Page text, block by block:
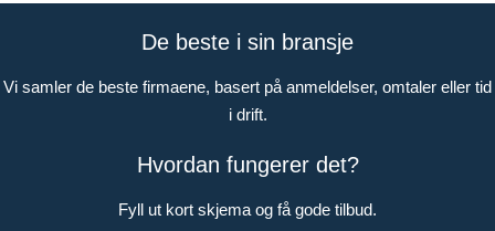
De beste i sin bransje
Vi samler de beste firmaene, basert på anmeldelser, omtaler eller tid
i drift.
Hvordan fungerer det?
Fyll ut kort skjema og få gode tilbud.